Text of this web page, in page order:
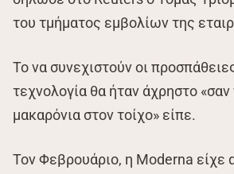
του τμήματος εμβολίων της
Το να συνεχιστούν οι
τεχνολογία θα ήταν άχρηστο
μακαρόνια στον τοίχο» είπε.
Τον Φεβρουάριο, η Moderna είχε